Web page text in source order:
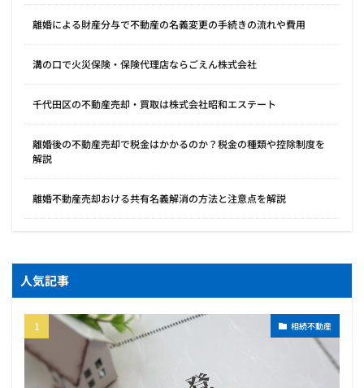
離婚による財産分与で不動産の名義変更の手続きの流れや費用
溝の口で火災保険・保険代理店ならごえん株式会社
千代田区の不動産売却・買取は株式会社昭和エステート
離婚後の不動産売却で税金はかかるのか？税金の種類や控除制度を
解説
離婚不動産売却おける共有名義解消の方法と注意点を解説
人気記事
相続不動産